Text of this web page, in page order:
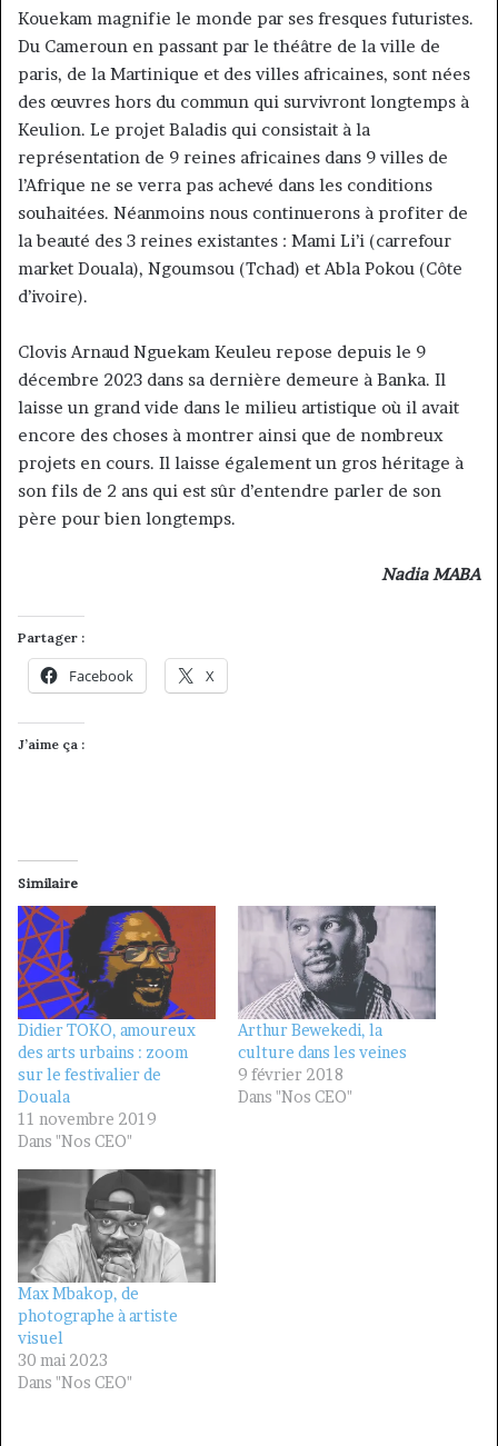
Kouekam magnifie le monde par ses fresques futuristes.
Du Cameroun en passant par le théâtre de la ville de
paris, de la Martinique et des villes africaines, sont nées
des œuvres hors du commun qui survivront longtemps à
Keulion. Le projet Baladis qui consistait à la
représentation de 9 reines africaines dans 9 villes de
l’Afrique ne se verra pas achevé dans les conditions
souhaitées. Néanmoins nous continuerons à profiter de
la beauté des 3 reines existantes : Mami Li’i (carrefour
market Douala), Ngoumsou (Tchad) et Abla Pokou (Côte
d’ivoire).
Clovis Arnaud Nguekam Keuleu repose depuis le 9
décembre 2023 dans sa dernière demeure à Banka. Il
laisse un grand vide dans le milieu artistique où il avait
encore des choses à montrer ainsi que de nombreux
projets en cours. Il laisse également un gros héritage à
son fils de 2 ans qui est sûr d’entendre parler de son
père pour bien longtemps.
Nadia MABA
Partager :
Facebook X
J’aime ça :
Similaire
Didier TOKO, amoureux
des arts urbains : zoom
sur le festivalier de
Douala
11 novembre 2019
Dans "Nos CEO"
Arthur Bewekedi, la
culture dans les veines
9 février 2018
Dans "Nos CEO"
Max Mbakop, de
photographe à artiste
visuel
30 mai 2023
Dans "Nos CEO"